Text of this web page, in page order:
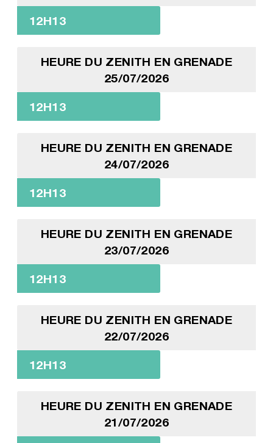
12H13
HEURE DU ZENITH EN GRENADE
25/07/2026
12H13
HEURE DU ZENITH EN GRENADE
24/07/2026
12H13
HEURE DU ZENITH EN GRENADE
23/07/2026
12H13
HEURE DU ZENITH EN GRENADE
22/07/2026
12H13
HEURE DU ZENITH EN GRENADE
21/07/2026